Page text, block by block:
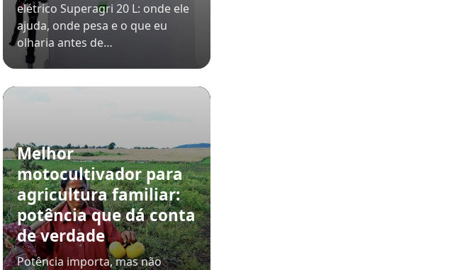
elétrico Superagri 20 L: onde ele
ajuda, onde pesa e o que eu
olharia antes de…
Melhor
motocultivador para
agricultura familiar:
potência que dá conta
de verdade
Potência importa, mas não